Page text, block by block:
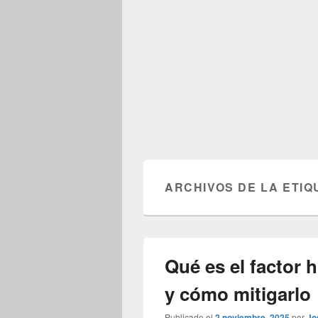
ARCHIVOS DE LA
Qué es el factor
y cómo mitigarlo